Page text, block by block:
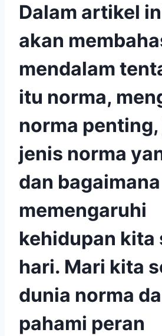
Dalam artikel
akan
mendalam
itu norma,
norma
jenis norma
dan
memengaruhi
kehidupan kita
hari. Mari kita
dunia norma
pahami peran